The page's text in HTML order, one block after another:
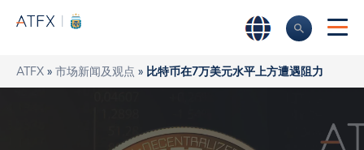
ATFX » 市场新闻及观点 » 比特币在7万美元水平上方遭遇阻力